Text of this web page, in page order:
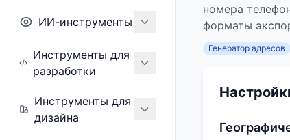
ИИ-инструменты
Инструменты для
разработки
Инструменты для
дизайна
номера
форматы
Генератор адресов